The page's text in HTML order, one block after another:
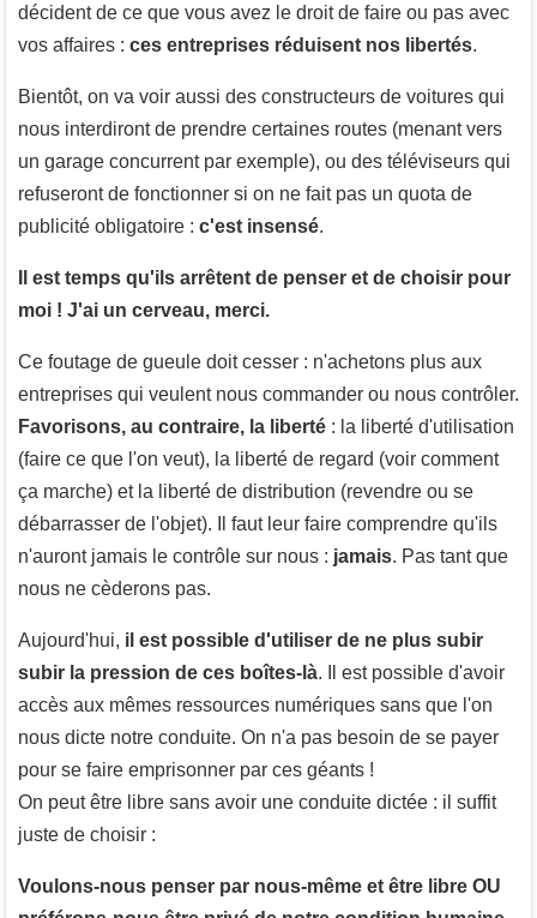
décident de ce que vous avez le droit de faire ou pas avec
vos affaires : ces entreprises réduisent nos libertés.
Bientôt, on va voir aussi des constructeurs de voitures qui
nous interdiront de prendre certaines routes (menant vers
un garage concurrent par exemple), ou des téléviseurs qui
refuseront de fonctionner si on ne fait pas un quota de
publicité obligatoire : c'est insensé.
Il est temps qu'ils arrêtent de penser et de choisir pour
moi ! J'ai un cerveau, merci.
Ce foutage de gueule doit cesser : n'achetons plus aux
entreprises qui veulent nous commander ou nous contrôler.
Favorisons, au contraire, la liberté : la liberté d'utilisation
(faire ce que l'on veut), la liberté de regard (voir comment
ça marche) et la liberté de distribution (revendre ou se
débarrasser de l'objet). Il faut leur faire comprendre qu'ils
n'auront jamais le contrôle sur nous : jamais. Pas tant que
nous ne cèderons pas.
Aujourd'hui, il est possible d'utiliser de ne plus subir
subir la pression de ces boîtes-là. Il est possible d'avoir
accès aux mêmes ressources numériques sans que l'on
nous dicte notre conduite. On n'a pas besoin de se payer
pour se faire emprisonner par ces géants !
On peut être libre sans avoir une conduite dictée : il suffit
juste de choisir :
Voulons-nous penser par nous-même et être libre OU